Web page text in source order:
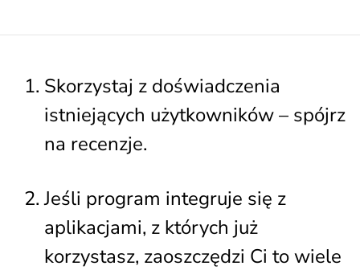
Skorzystaj z doświadczenia
istniejących użytkowników – spójrz
na recenzje.
Jeśli program integruje się z
aplikacjami, z których już
korzystasz, zaoszczędzi Ci to wiele